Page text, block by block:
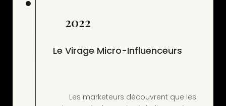
2022
Le Virage Micro-Influenceurs